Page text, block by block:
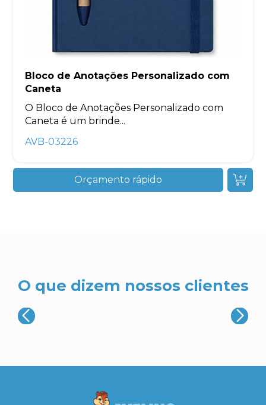
Bloco de Anotações Personalizado com
Caneta
O Bloco de Anotações Personalizado com
Caneta é um brinde...
AVB-03226
Orçamento rápido
O que dizem nossos clientes